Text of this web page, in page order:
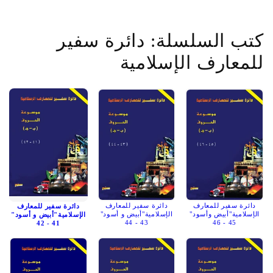
كتب السلسلة: دائرة سفير
للمعارف الإسلامية
دائرة سفير للمعارف
الإسلامية"أبيض وأسود"
45 - 46
دائرة سفير للمعارف
الإسلامية"أبيض و أسود"
43 - 44
دائرة سفير للمعارف
الإسلامية"أبيض و أسود"
41 - 42